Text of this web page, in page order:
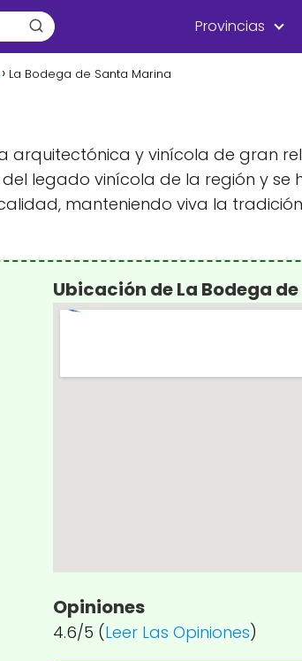
Provincias
La Bodega de Santa Marina
arquitectónica y vinícola de gran
legado vinícola de la región y se
manteniendo viva la
Ubicación de La Bodega
Opiniones
4.6/5 (Leer Las Opiniones)